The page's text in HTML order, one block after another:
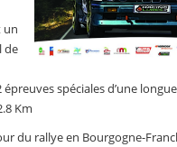
un
de
spéciales d’une
Km
du rallye en Bourgogne-